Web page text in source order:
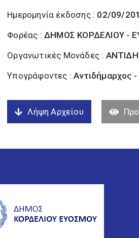
Ημερομηνία έκδοσης : 02/09/
Φορέας :ΔΗΜΟΣ ΚΟΡΔΕΛΙΟΥ -
Οργανωτικές Μονάδες :
Υπογράφοντες :Αντιδήμαρχος -
Λήψη Αρχείου